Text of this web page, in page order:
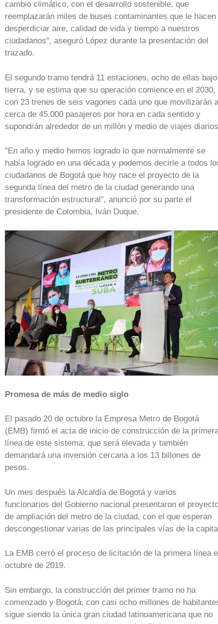
cambio climático, con el desarrollo sostenible, que
reemplazarán miles de buses contaminantes que le hacen
desperdiciar aire, calidad de vida y tiempo a nuestros
ciudadanos", aseguró López durante la presentación del
trazado.
El segundo tramo tendrá 11 estaciones, ocho de ellas bajo
tierra, y se estima que su operación comience en el 2030,
con 23 trenes de seis vagones cada uno que movilizarán a
cerca de 45.000 pasajeros por hora en cada sentido y
supondrán alrededor de un millón y medio de viajes
"En año y medio hemos logrado lo que normalmente se
había logrado en una década y podemos decirle a todos
ciudadanos de Bogotá que hoy nace el proyecto de la
segunda línea del metro de la ciudad generando una
transformación estructural", anunció por su parte el
presidente de Colombia, Iván Duque.
Promesa de más de medio siglo
El pasado 20 de octubre la Empresa Metro de Bogotá
(EMB) firmó el acta de inicio de construcción de la
línea de este sistema, que será elevada y también
demandará una inversión cercana a los 13 billones de
pesos.
Un mes después la Alcaldía de Bogotá y varios
funcionarios del Gobierno nacional presentaron el
de ampliación del metro de la ciudad, con el que esperan
descongestionar varias de las principales vías de la
La EMB cerró el proceso de licitación de la primera línea
octubre de 2019.
Sin embargo, la construcción del primer tramo no ha
comenzado y Bogotá, con casi ocho millones de
sigue siendo la única gran ciudad latinoamericana que no